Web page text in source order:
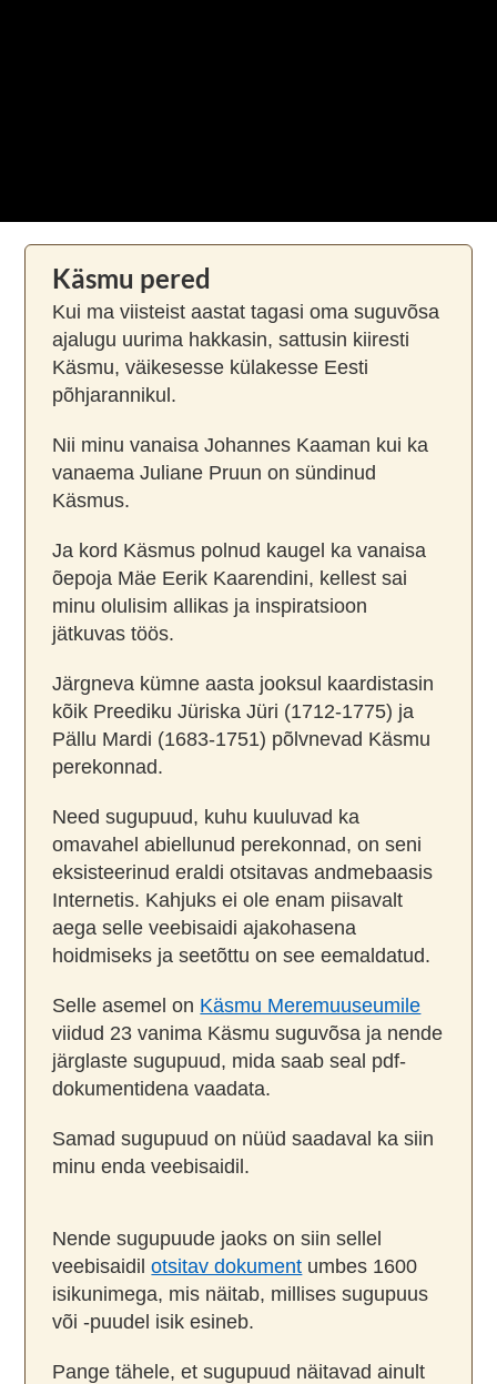
Käsmu pered
Kui ma viisteist aastat tagasi oma suguvõsa
ajalugu uurima hakkasin, sattusin kiiresti
Käsmu, väikesesse külakesse Eesti
põhjarannikul.
Nii minu vanaisa Johannes Kaaman kui ka
vanaema Juliane Pruun on sündinud
Käsmus.
Ja kord Käsmus polnud kaugel ka vanaisa
õepoja Mäe Eerik Kaarendini, kellest sai
minu olulisim allikas ja inspiratsioon
jätkuvas töös.
Järgneva kümne aasta jooksul kaardistasin
kõik Preediku Jüriska Jüri (1712-1775) ja
Pällu Mardi (1683-1751) põlvnevad Käsmu
perekonnad.
Need sugupuud, kuhu kuuluvad ka
omavahel abiellunud perekonnad, on seni
eksisteerinud eraldi otsitavas andmebaasis
Internetis. Kahjuks ei ole enam piisavalt
aega selle veebisaidi ajakohasena
hoidmiseks ja seetõttu on see eemaldatud.
Selle asemel on Käsmu Meremuuseumile
viidud 23 vanima Käsmu suguvõsa ja nende
järglaste sugupuud, mida saab seal pdf-
dokumentidena vaadata.
Samad sugupuud on nüüd saadaval ka siin
minu enda veebisaidil.
Nende sugupuude jaoks on siin sellel
veebisaidilotsitav dokument umbes 1600
isikunimega, mis näitab, millises sugupuus
või -puudel isik esineb.
Pange tähele, et sugupuud näitavad ainult